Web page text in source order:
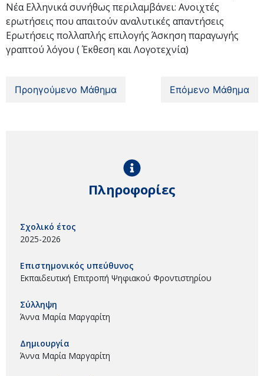
Νέα Ελληνικά συνήθως περιλαμβάνει: Ανοιχτές
ερωτήσεις που απαιτούν αναλυτικές απαντήσεις
Ερωτήσεις πολλαπλής επιλογής Άσκηση παραγωγής
γραπτού λόγου ( Έκθεση και Λογοτεχνία)
Προηγούμενο Μάθημα Επόμενο Μάθημα
Πληροφορίες
Σχολικό έτος
2025-2026
Επιστημονικός υπεύθυνος
Εκπαιδευτική Επιτροπή Ψηφιακού Φροντιστηρίου
Σύλληψη
Άννα Μαρία Μαργαρίτη
Δημιουργία
Άννα Μαρία Μαργαρίτη